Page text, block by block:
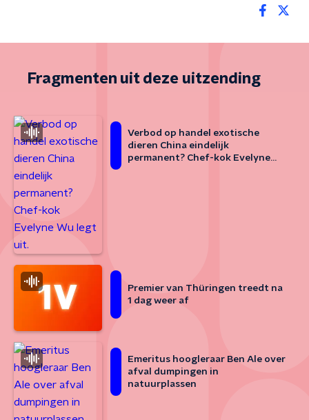
Fragmenten uit deze uitzending
Verbod op handel exotische
dieren China eindelijk
permanent? Chef-kok Evelyne
Premier van Thüringen treedt na
1 dag weer af
Emeritus hoogleraar Ben Ale over
afval dumpingen in
natuurplassen